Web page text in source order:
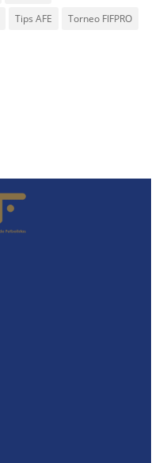
Tips AFE
Torneo FIFPRO